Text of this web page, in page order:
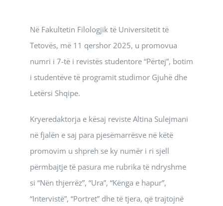
Në Fakultetin Filologjik të Universitetit të
Tetovës, më 11 qershor 2025, u promovua
numri i 7-të i revistës studentore “Përtej”, botim
i studentëve të programit studimor Gjuhë dhe
Letërsi Shqipe.
Kryeredaktorja e kësaj reviste Altina Sulejmani
në fjalën e saj para pjesëmarrësve në këtë
promovim u shpreh se ky numër i ri sjell
përmbajtje të pasura me rubrika të ndryshme
si “Nën thjerrëz”, “Ura”, “Kënga e hapur”,
“Intervistë”, “Portret” dhe të tjera, që trajtojnë